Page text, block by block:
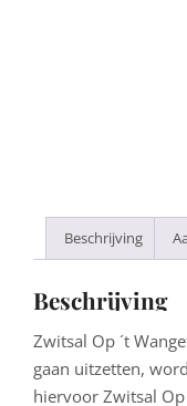
Beschrijving
Beschrijving
Zwitsal Op ´t
gaan uitzetten,
hiervoor Zwitsal